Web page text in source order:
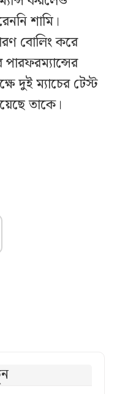
শামি।
বোলিং করে
দুই ম্যাচের টেস্ট
তাকে।